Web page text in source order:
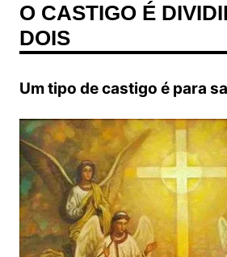
O CASTIGO É
DOIS
Um tipo de castigo é para